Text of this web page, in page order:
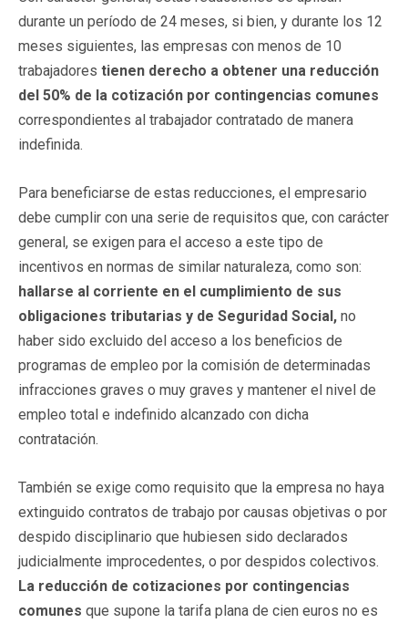
durante un período de 24 meses, si bien, y durante los 12
meses siguientes, las empresas con menos de 10
trabajadores tienen derecho a obtener una reducción
del 50% de la cotización por contingencias comunes
correspondientes al trabajador contratado de manera
indefinida.
Para beneficiarse de estas reducciones, el empresario
debe cumplir con una serie de requisitos que, con carácter
general, se exigen para el acceso a este tipo de
incentivos en normas de similar naturaleza, como son:
hallarse al corriente en el cumplimiento de sus
obligaciones tributarias y de Seguridad Social, no
haber sido excluido del acceso a los beneficios de
programas de empleo por la comisión de determinadas
infracciones graves o muy graves y mantener el nivel de
empleo total e indefinido alcanzado con dicha
contratación.
También se exige como requisito que la empresa no haya
extinguido contratos de trabajo por causas objetivas o por
despido disciplinario que hubiesen sido declarados
judicialmente improcedentes, o por despidos colectivos.
La reducción de cotizaciones por contingencias
comunes que supone la tarifa plana de cien euros no es